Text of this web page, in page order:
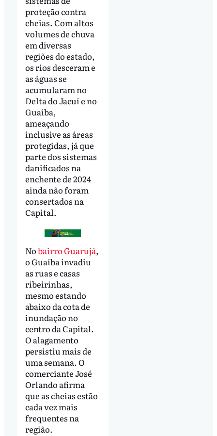
proteção contra
cheias. Com altos
volumes de chuva
em diversas
regiões do estado,
os rios desceram e
as águas se
acumularam no
Delta do Jacuí e no
Guaíba,
ameaçando
inclusive as áreas
protegidas, já que
parte dos sistemas
danificados na
enchente de 2024
ainda não foram
consertados na
Capital.
Nobairro Guarujá,
o Guaíba invadiu
as ruas e casas
ribeirinhas,
mesmo estando
abaixo da cota de
inundação no
centro da Capital.
O alagamento
persistiu mais de
uma semana. O
comerciante José
Orlando afirma
que as cheias estão
cada vez mais
frequentes na
região.